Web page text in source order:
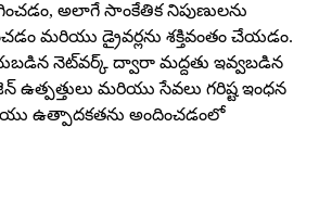
అలాగే సాంకేతిక నిపుణులను
మరియు డ్రైవర్లను శక్తివంతం చేయడం.
నెట్‌వర్క్ ద్వారా మద్దతు ఇవ్వబడిన
ఉత్పత్తులు మరియు సేవలు గరిష్ట ఇంధన
ఉత్పాదకతను అందించడంలో